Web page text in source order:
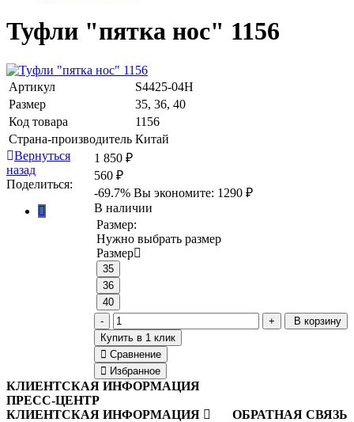
Туфли "пятка нос" 1156
Артикул
S4425-04H
Размер
35, 36, 40
Код товара
1156
Страна-производитель Китай
1 850 ₽
560 ₽
-69.7% Вы экономите: 1290 ₽
В наличии
Размер:
Нужно выбрать размер
Размер
35
36
40
В корзину
Купить в 1 клик
Сравнение
Избранное
Вернуться
назад
Поделиться:
КЛИЕНТСКАЯ ИНФОРМАЦИЯ
ПРЕСС-ЦЕНТР
ОБРАТНАЯ СВЯЗЬ
КЛИЕНТСКАЯ ИНФОРМАЦИЯ